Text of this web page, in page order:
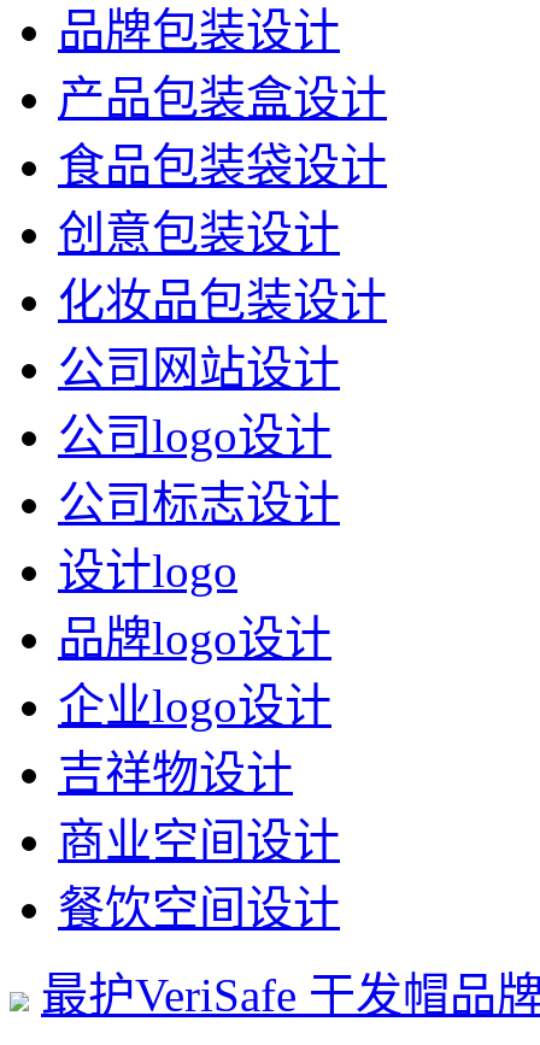
品牌包装设计
产品包装盒设计
食品包装袋设计
创意包装设计
化妆品包装设计
公司网站设计
公司logo设计
公司标志设计
设计logo
品牌logo设计
企业logo设计
吉祥物设计
商业空间设计
餐饮空间设计
最护VeriSafe 干发帽品